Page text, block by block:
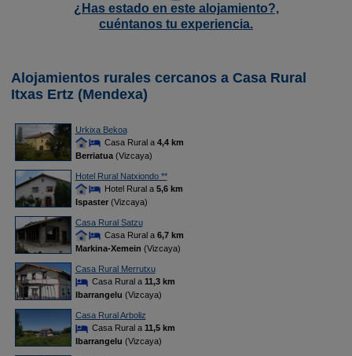
¿Has estado en este alojamiento?,
cuéntanos tu experiencia.
Alojamientos rurales cercanos a Casa Rural
Itxas Ertz (Mendexa)
Urkixa Bekoa
Casa Rural a 4,4 km
Berriatua(Vizcaya)
Hotel Rural Natxiondo **
Hotel Rural a 5,6 km
Ispaster(Vizcaya)
Casa Rural Satzu
Casa Rural a 6,7 km
Markina-Xemein (Vizcaya)
Casa Rural Merrutxu
Casa Rural a 11,3 km
Ibarrangelu (Vizcaya)
Casa Rural Arboliz
Casa Rural a 11,5 km
Ibarrangelu (Vizcaya)